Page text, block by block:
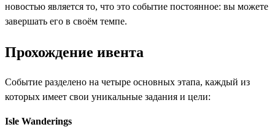
новостью является то, что это событие постоянное: вы можете
завершать его в своём темпе.
Прохождение ивента
Событие разделено на четыре основных этапа, каждый из
которых имеет свои уникальные задания и цели:
Isle Wanderings